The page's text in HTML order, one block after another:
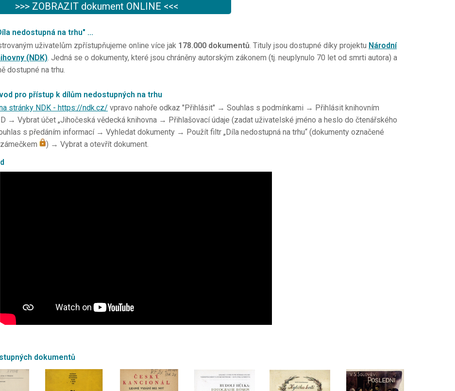
>>> ZOBRAZIT dokument ONLINE <<<
nedostupná na trhu" ...
uživatelům zpřístupňujeme online více jak 178.000 dokumentů. Tituly jsou dostupné díky projektu Národní
(NDK). Jedná se o dokumenty, které jsou chráněny autorským zákonem (tj. neuplynulo 70 let od smrti autora) a
dostupné na trhu.
pro přístup k dílům nedostupných na trhu
stránky NDK - https://ndk.cz/ vpravo nahoře odkaz "Přihlásit" → Souhlas s podmínkami → Přihlásit knihovním
→ Vybrat účet „Jihočeská vědecká knihovna → Přihlašovací údaje (zadat uživatelské jméno a heslo do čtenářského
s předáním informací → Vyhledat dokumenty → Použít filtr „Díla nedostupná na trhu“ (dokumenty označené
) → Vybrat a otevřít dokument.
dokumentů